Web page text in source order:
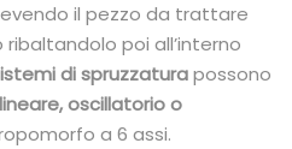
il pezzo da trattare
poi all’interno
di spruzzaturapossono
oscillatorio o
a 6 assi.